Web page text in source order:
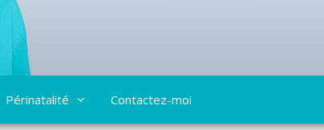
Périnatalité Contactez-moi